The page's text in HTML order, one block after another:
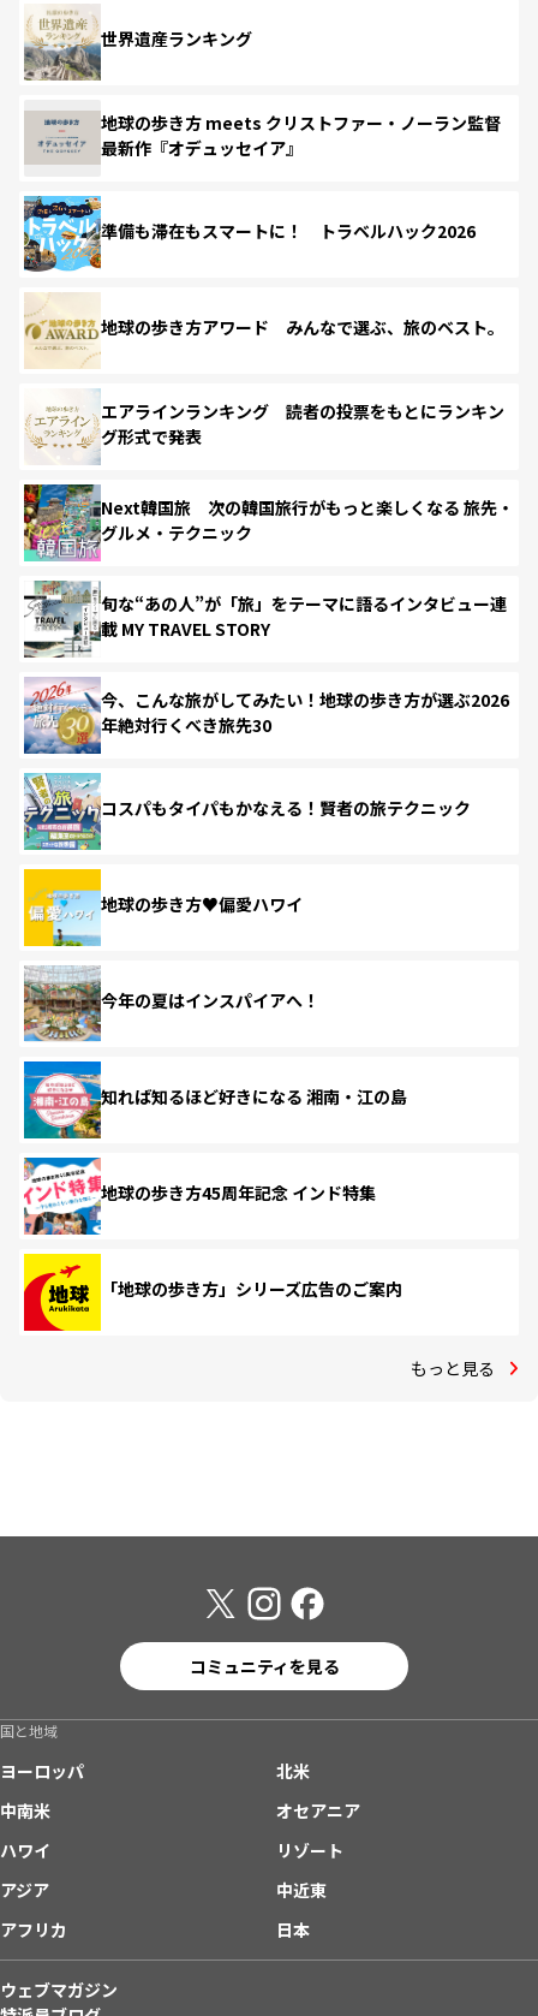
世界遺産ランキング
地球の歩き方 meets クリストファー・ノーラン監督
最新作『オデュッセイア』
準備も滞在もスマートに！ トラベルハック2026
地球の歩き方アワード みんなで選ぶ、旅のベスト。
エアラインランキング 読者の投票をもとにランキン
グ形式で発表
Next韓国旅 次の韓国旅行がもっと楽しくなる 旅先・
グルメ・テクニック
旬な“あの人”が「旅」をテーマに語るインタビュー連
載 MY TRAVEL STORY
今、こんな旅がしてみたい！地球の歩き方が選ぶ2026
年絶対行くべき旅先30
コスパもタイパもかなえる！賢者の旅テクニック
地球の歩き方♥偏愛ハワイ
今年の夏はインスパイアへ！
知れば知るほど好きになる 湘南・江の島
地球の歩き方45周年記念 インド特集
「地球の歩き方」シリーズ広告のご案内
もっと見る
コミュニティを見る
国と地域
ヨーロッパ
北米
中南米
オセアニア
ハワイ
リゾート
アジア
中近東
アフリカ
日本
ウェブマガジン